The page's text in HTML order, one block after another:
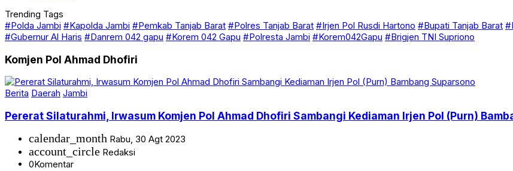
Trending Tags
#Polda Jambi #Kapolda Jambi #Pemkab Tanjab Barat #Polres Tanjab Barat #Irjen Pol Rusdi Hartono #Bupati Tanjab Barat
#Gubernur Al Haris #Danrem 042 gapu #Korem 042 Gapu #Polresta Jambi #Korem042Gapu #Brigjen TNI Supriono
Komjen Pol Ahmad Dhofiri
Berita Daerah Jambi
Pererat Silaturahmi, Irwasum Komjen Pol Ahmad Dhofiri Sambangi Kediaman Irjen Pol (Purn)
calendar_month Rabu, 30 Agt 2023
account_circle Redaksi
0Komentar